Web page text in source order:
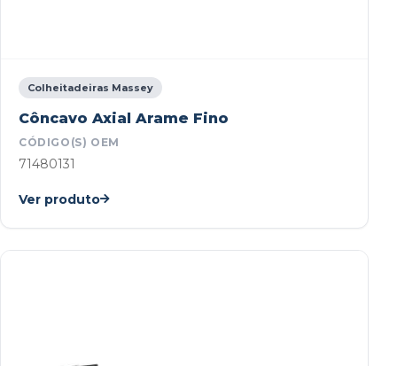
Colheitadeiras Massey
Côncavo Axial Arame Fino
CÓDIGO(S) OEM
71480131
Ver produto